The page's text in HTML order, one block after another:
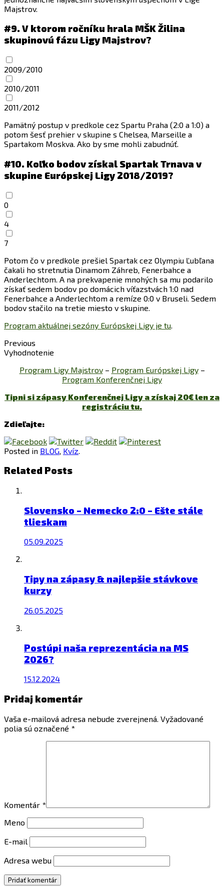
Majstrov.
#9. V ktorom ročníku hrala MŠK Žilina
skupinovú fázu Ligy Majstrov?
2009/2010
2010/2011
2011/2012
Pamätný postup v predkole cez Spartu Praha (2:0 a 1:0) a
potom šesť prehier v skupine s Chelsea, Marseille a
Spartakom Moskva. Ako by sme mohli zabudnúť.
#10. Koľko bodov získal Spartak Trnava v
skupine Európskej Ligy 2018/2019?
0
4
7
Potom čo v predkole prešiel Spartak cez Olympiu Ľubľana
čakali ho stretnutia Dinamom Záhreb, Fenerbahce a
Anderlechtom. A na prekvapenie mnohých sa mu podarilo
získať sedem bodov po domácich víťazstvách 1:0 nad
Fenerbahce a Anderlechtom a remíze 0:0 v Bruseli. Sedem
bodov stačilo na tretie miesto v skupine.
Program aktuálnej sezóny Európskej Ligy je tu
Previous
Vyhodnotenie
Program Ligy Majstrov– Program Európskej Ligy–
Program Konferenčnej Ligy
Tipni si zápasy Konferenčnej Ligy a získaj 20€ len za
registráciu tu.
Zdieľajte:
Posted in BLOG Kvíz
Related Posts
Slovensko – Nemecko 2:0 – Ešte stále
tlieskam
05.09.2025
Tipy na zápasy & najlepšie stávkove
kurzy
26.05.2025
Postúpi naša reprezentácia na MS
2026?
15.12.2024
Pridaj komentár
Vaša e-mailová adresa nebude zverejnená. Vyžadované
polia sú označené *
Komentár *
Meno
E-mail
Adresa webu